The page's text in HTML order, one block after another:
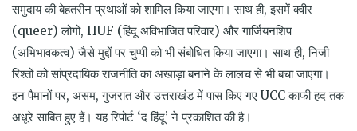
समुदाय की बेहतरीन प्रथाओं को शामिल किया जाएगा। साथ ही, इसमें क्वीर
(queer) लोगों, HUF (हिंदू अविभाजित परिवार) और गार्जियनशिप
(अभिभावकत्व) जैसे मुद्दों पर चुप्पी को भी संबोधित किया जाएगा। साथ ही, निजी
रिश्तों को सांप्रदायिक राजनीति का अखाड़ा बनाने के लालच से भी बचा जाएगा।
इन पैमानों पर, असम, गुजरात और उत्तराखंड में पास किए गए UCC काफी हद तक
अधूरे साबित हुए हैं। यह रिपोर्ट ‘द हिंदू’ ने प्रकाशित की है।